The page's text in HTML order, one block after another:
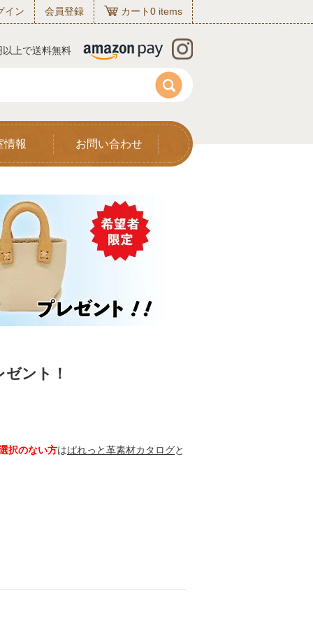
イン 会員登録 カート0 items
上で送料無料
情報 お問い合わせ
ント！
択のない方はぱれっと革素材カタログと